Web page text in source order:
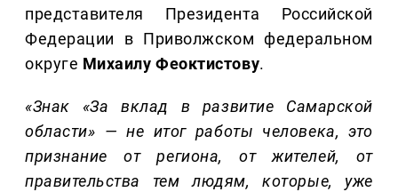
представителя Президента Российской
Федерации в Приволжском федеральном
округе Михаилу Феоктистову.
«Знак «За вклад в развитие Самарской
области» — не итог работы человека, это
признание от региона, от жителей, от
правительства тем людям, которые, уже